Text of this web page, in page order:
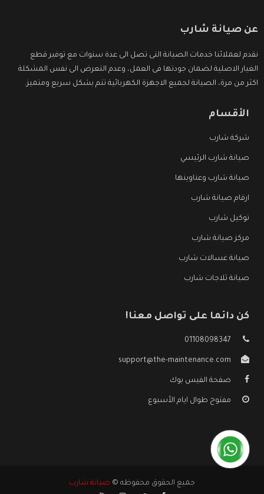
عن صيانة شارب
نقدم لعملائنا خدمات الصيانة التى تصل الى عدة سنوات مع توفير قطع
الغيار الاصلية لضمان جودتها فى العمل، وعدم التعرض الى نفس المشكلة
اكثر من مرة، الصيانة لجميع الاجهزة الكهربائية تتم بشكل سريع ومتميز.
الأقسام
شركة شارب
صيانة شارب الرئيسي
صيانة شارب وعناوينها
ارقام صيانة شارب
توكيل شارب
مركز صيانة شارب
صيانة غسالات شارب
صيانة ثلاجات شارب
كن دائما على تواصل معنا!
01108098347
support@the-maintenance.com
صفحة الفيس بوك
مفتوح طوال ايام الأسبوع
جميع الحقوق محفوظه © صيانة شارب